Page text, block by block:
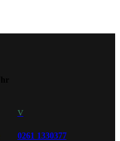
v
0261 1330377